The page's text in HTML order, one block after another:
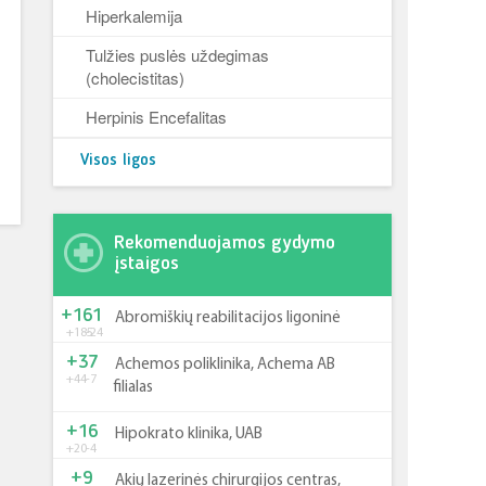
Hiperkalemija
Tulžies puslės uždegimas
(cholecistitas)
Herpinis Encefalitas
Visos ligos
Rekomenduojamos gydymo
įstaigos
+185-24
+161 Abromiškių reabilitacijos ligoninė
+44-7
+37
Achemos poliklinika, Achema AB
filialas
+20-4
+16 Hipokrato klinika, UAB
+9
Akių lazerinės chirurgijos centras,